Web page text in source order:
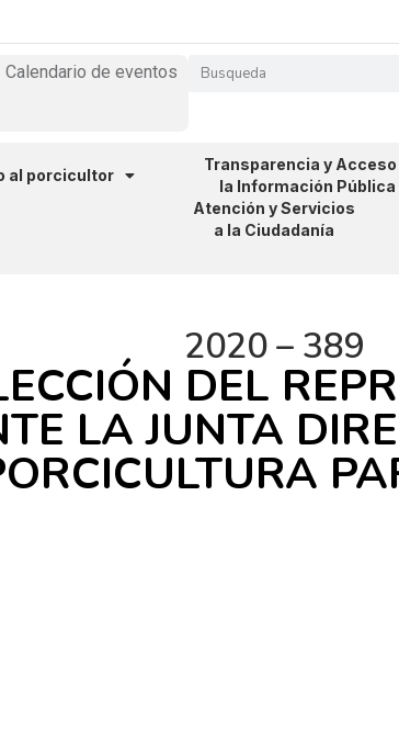
Calendario de eventos
al porcicultor
Transparencia y Acceso
la Información Pública
Atención y Servicios
a la Ciudadanía
2020 – 389
DEL
LA JUNTA